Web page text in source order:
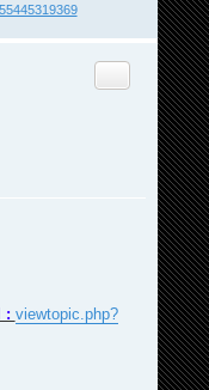
: viewtopic.php?